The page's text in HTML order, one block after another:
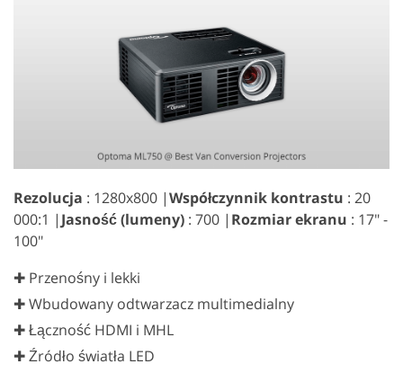
Rezolucja : 1280x800 |Współczynnik kontrastu : 20
000:1 | Jasność (lumeny) : 700 | Rozmiar ekranu : 17" -
100"
✚ Przenośny i lekki
✚ Wbudowany odtwarzacz multimedialny
✚ Łączność HDMI i MHL
✚ Źródło światła LED